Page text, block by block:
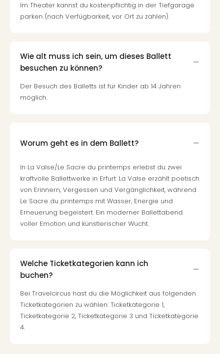
Im Theater kannst du kostenpflichtig in der Tiefgarage
parken (nach Verfügbarkeit, vor Ort zu zahlen).
Wie alt muss ich sein, um dieses Ballett
besuchen zu können?
Der Besuch des Balletts ist für Kinder ab 14 Jahren
möglich.
Worum geht es in dem Ballett?
In La Valse/Le Sacre du printemps erlebst du zwei
kraftvolle Ballettwerke in Erfurt: La Valse erzählt poetisch
von Erinnern, Vergessen und Vergänglichkeit, während
Le Sacre du printemps mit Wasser, Energie und
Erneuerung begeistert. Ein moderner Ballettabend
voller Emotion und künstlerischer Wucht.
Welche Ticketkategorien kann ich
buchen?
Bei Travelcircus hast du die Möglichkeit aus folgenden
Ticketkategorien zu wählen: Ticketkategorie 1,
Ticketkategorie 2, Ticketkategorie 3 und Ticketkategorie
4.